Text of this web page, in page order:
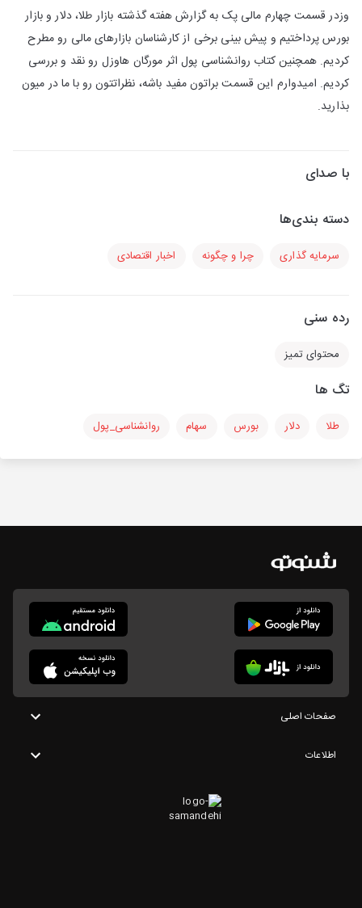
وزدر قسمت چهارم مالی پک به گزارش هفته گذشته بازار طلا، دلار و بازار
بورس پرداختیم و پیش بینی برخی از کارشناسان بازارهای مالی رو مطرح
کردیم. همچنین کتاب روانشناسی پول اثر مورگان هاوزل رو نقد و بررسی
کردیم. امیدوارم این قسمت براتون مفید باشه، نظراتتون رو با ما در میون
بذارید.
با صدای
دسته بندی‌ها
سرمایه گذاری چرا و چگونه اخبار اقتصادی
رده سنی
محتوای تمیز
تگ ها
طلا دلار بورس سهام روانشناسی_پول
صفحات اصلی
اطلاعات